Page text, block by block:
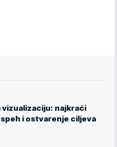
vizualizaciju: najkraći
i ostvarenje ciljeva